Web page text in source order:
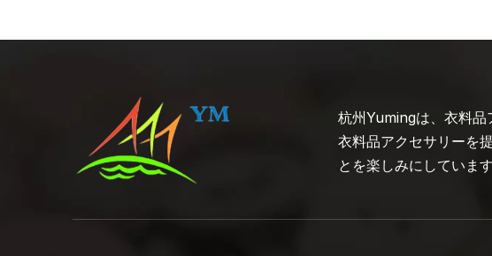
杭州Yumingは、衣料品
衣料品アクセサリーを
とを楽しみにしています